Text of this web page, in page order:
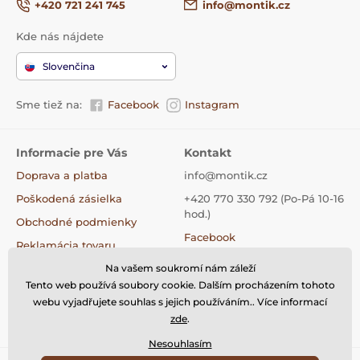
na riešenie jednoduchých matematických úloh.
Pomocou loptičiek a kartičiek s číslami vytvorte
rôzne úlohy na sčítanie a odčítanie.
strana - podklad na matematické operácie +/-)
drevené kartičky s číslami
1 - 20
drevené karty so symbolmi+ - = > <
20 ručne vyrobených plstených guličiek
plátenné vrecko na lopty
+420 721 241 745
info@montik.cz
Kde nás nájdete
Slovenčina
Sme tiež na: Facebook Instagram
Informacie pre Vás
Doprava a platba
Poškodená zásielka
Obchodné podmienky
Reklamácia tovaru
Vrátenie tovaru
Kontakt
info@montik.cz
+420 770 330 792 (Po-Pá 10-16
hod.)
Facebook
Tiktok
Na vašem soukromí nám záleží
Tento web používá soubory cookie. Dalším procházením tohoto
webu vyjadřujete souhlas s jejich používáním.. Více informací
zde.
Nesouhlasím